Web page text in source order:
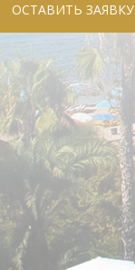
ОСТАВИТЬ ЗАЯВКУ